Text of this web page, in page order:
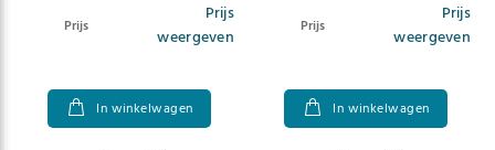
Prijs
Prijs
weergeven
In winkelwagen
Prijs
Prijs
weergeven
In winkelwagen